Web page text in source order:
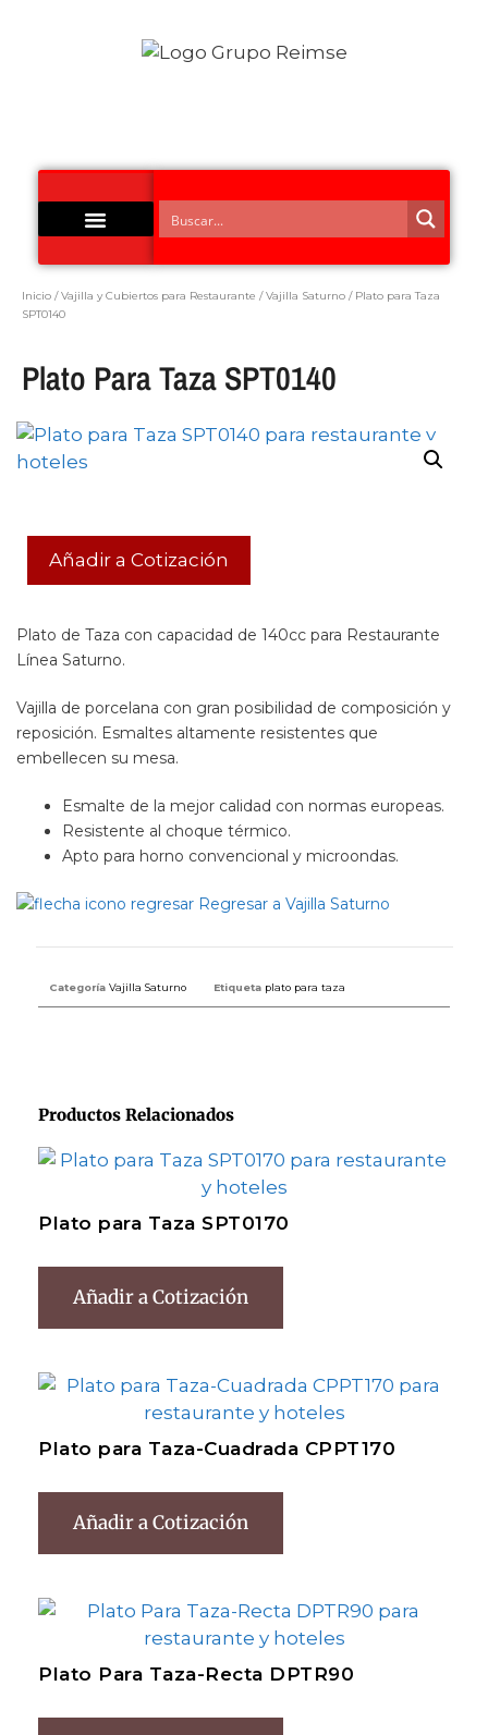
Inicio /Vajilla y Cubiertos para Restaurante /Vajilla Saturno / Plato para Taza
SPT0140
Plato Para Taza SPT0140
Añadir a Cotización
Plato de Taza con capacidad de 140cc para Restaurante
Línea Saturno.
Vajilla de porcelana con gran posibilidad de composición y
reposición. Esmaltes altamente resistentes que
embellecen su mesa.
Esmalte de la mejor calidad con normas europeas.
Resistente al choque térmico.
Apto para horno convencional y microondas.
Regresar a Vajilla Saturno
Categoría Vajilla Saturno Etiqueta plato para taza
Productos Relacionados
Plato para Taza SPT0170
Añadir a Cotización
Plato para Taza-Cuadrada CPPT170
Añadir a Cotización
Plato Para Taza-Recta DPTR90